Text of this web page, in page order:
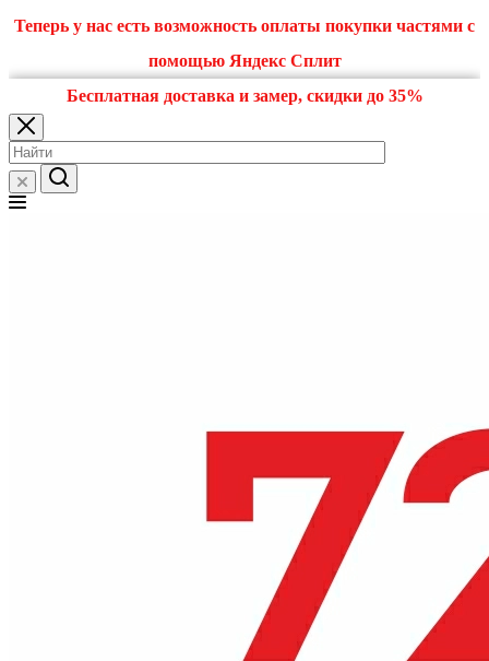
Теперь у нас есть возможность оплаты покупки частями с
помощью Яндекс Сплит
Бесплатная доставка и замер, скидки до 35%